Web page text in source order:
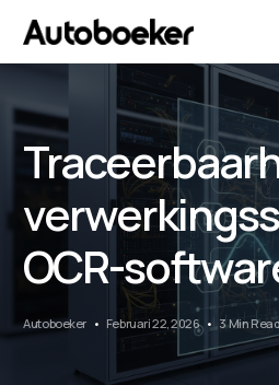
OCR-
Autoboeker Februari 22, 2026 3 Min Read